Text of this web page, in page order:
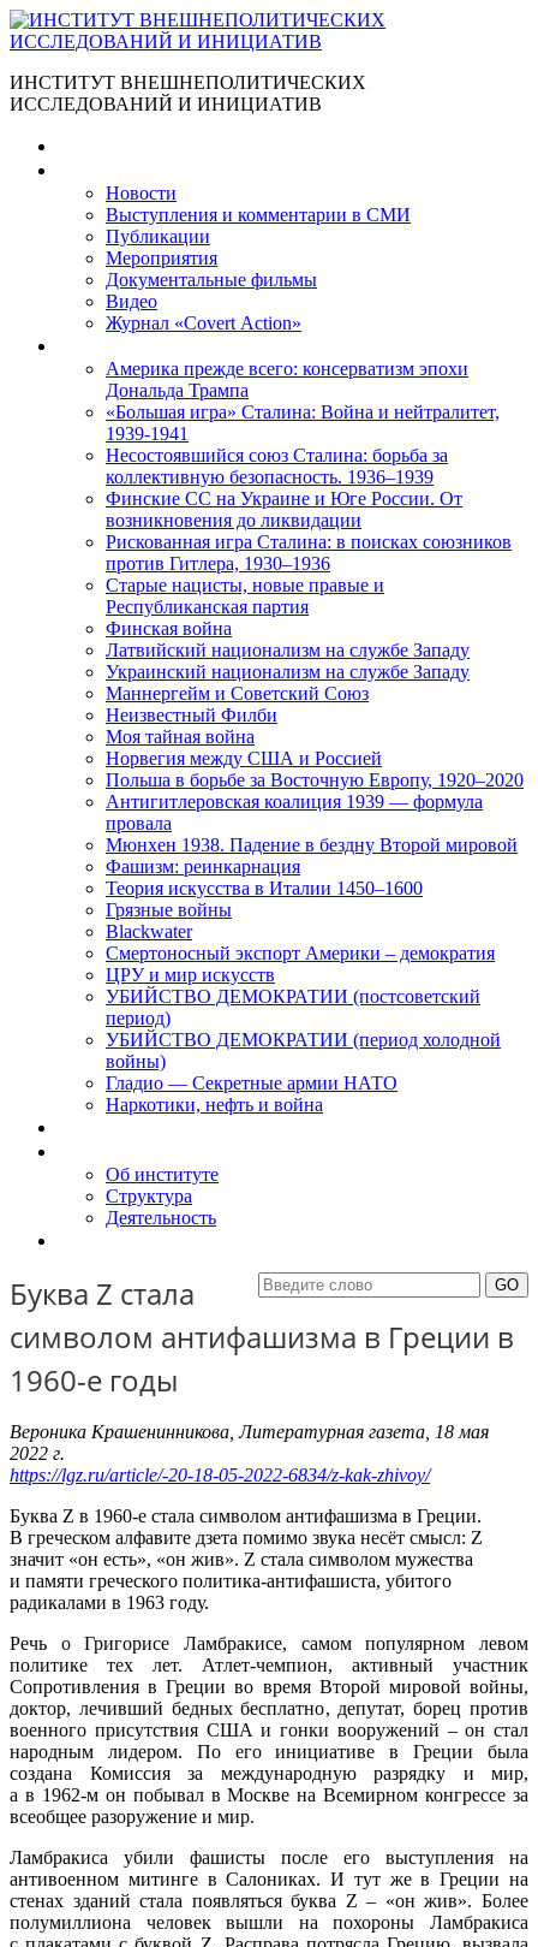
ИНСТИТУТ ВНЕШНЕПОЛИТИЧЕСКИХ
ИССЛЕДОВАНИЙ И ИНИЦИАТИВ
Новости
Выступления и коммента­рии в СМИ
Публикации
Мероприятия
Документальные фильмы
Видео
Журнал «Covert Action»
Америка прежде всего: консерватизм эпохи
Дональда Трампа
«Большая игра» Сталина: Война и нейтралитет,
1939-1941
Несостоявшийся союз Сталина: борьба за
коллективную безопасность. 1936–1939
Финские СС на Украине и Юге России. От
возникновения до ликвидации
Рискованная игра Сталина: в поисках союзников
против Гитлера, 1930–1936
Старые нацисты, новые правые и
Республиканская партия
Финская война
Латвийский национализм на службе Западу
Украинский национализм на службе Западу
Маннергейм и Советский Союз
Неизвестный Филби
Моя тайная война
Норвегия между США и Россией
Польша в борьбе за Восточную Европу, 1920–2020
Антигитлеровская коалиция 1939 — формула
провала
Мюнхен 1938. Падение в бездну Второй мировой
Фашизм: реинкарнация
Теория искусства в Италии 1450–1600
Грязные войны
Blackwater
Смертоносный экспорт Америки – демократия
ЦРУ и мир искусств
УБИЙСТВО ДЕМОКРАТИИ (постсоветский
период)
УБИЙСТВО ДЕМОКРАТИИ (период холодной
войны)
Гладио — Секретные армии НАТО
Наркотики, нефть и война
Об институте
Структура
Деятельность
Буква Z стала
символом антифашизма в Греции в
1960-е годы
Вероника Крашенинникова, Литературная газета, 18 мая
2022 г.
https://lgz.ru/article/-20-18-05-2022-6834/z-kak-zhivoy/
Буква Z в 1960-е стала символом антифашизма в Греции.
В греческом алфавите дзета помимо звука несёт смысл: Z
значит «он есть», «он жив». Z стала символом мужества
и памяти греческого политика-антифашиста, убитого
радикалами в 1963 году.
Речь о Григорисе Ламбракисе, самом популярном левом
политике тех лет. Атлет-чемпион, активный участник
Сопротивления в Греции во время Второй мировой войны,
доктор, лечивший бедных бесплатно, депутат, борец против
военного присутствия США и гонки вооружений – он стал
народным лидером. По его инициативе в Греции была
создана Комиссия за международную разрядку и мир,
а в 1962-м он побывал в Москве на Всемирном конгрессе за
всеобщее разоружение и мир.
Ламбракиса убили фашисты после его выступления на
антивоенном митинге в Салониках. И тут же в Греции на
стенах зданий стала появляться буква Z – «он жив». Более
полумиллиона человек вышли на похороны Ламбракиса